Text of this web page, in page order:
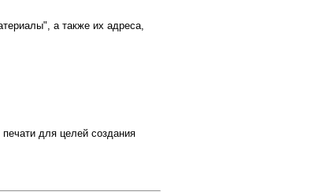
а также их адреса,
для целей создания